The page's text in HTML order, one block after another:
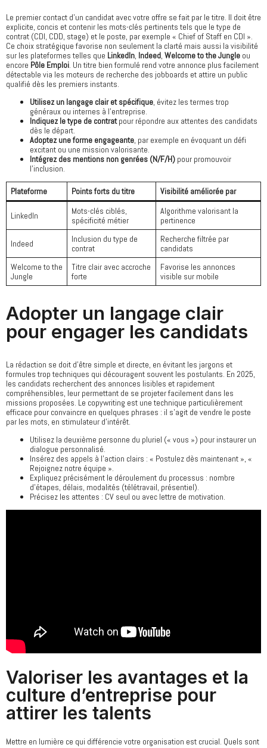
Le premier contact d’un candidat avec votre offre se fait par le titre. Il doit être
explicite, concis et contenir les mots-clés pertinents tels que le type de
contrat (CDI, CDD, stage) et le poste, par exemple « Chief of Staff en CDI ».
Ce choix stratégique favorise non seulement la clarté mais aussi la visibilité
sur les plateformes telles que LinkedIn, Indeed, Welcome to the Jungle ou
encore Pôle Emploi. Un titre bien formulé rend votre annonce plus facilement
détectable via les moteurs de recherche des jobboards et attire un public
qualifié dès les premiers instants.
Utilisez un langage clair et spécifique, évitez les termes trop
généraux ou internes à l’entreprise.
Indiquez le type de contratpour répondre aux attentes des candidats
dès le départ.
Adoptez une forme engageante, par exemple en évoquant un défi
excitant ou une mission valorisante.
Intégrez des mentions non genrées (N/F/H) pour promouvoir
l’inclusion.
Plateforme Points forts du titre Visibilité améliorée par
LinkedIn
Mots-clés ciblés,
spécificité métier
Algorithme valorisant la
pertinence
Indeed
Inclusion du type de
contrat
Recherche filtrée par
candidats
Welcome to the
Jungle
Titre clair avec accroche
forte
Favorise les annonces
visible sur mobile
Adopter un langage clair
pour engager les candidats
La rédaction se doit d’être simple et directe, en évitant les jargons et
formules trop techniques qui découragent souvent les postulants. En 2025,
les candidats recherchent des annonces lisibles et rapidement
compréhensibles, leur permettant de se projeter facilement dans les
missions proposées. Le copywriting est une technique particulièrement
efficace pour convaincre en quelques phrases : il s’agit de vendre le poste
par les mots, en stimulateur d’intérêt.
Utilisez la deuxième personne du pluriel (« vous ») pour instaurer un
dialogue personnalisé.
Insérez des appels à l’action clairs : « Postulez dès maintenant », «
Rejoignez notre équipe ».
Expliquez précisément le déroulement du processus : nombre
d’étapes, délais, modalités (télétravail, présentiel).
Précisez les attentes : CV seul ou avec lettre de motivation.
Valoriser les avantages et la
culture d’entreprise pour
attirer les talents
Mettre en lumière ce qui différencie votre organisation est crucial. Quels sont